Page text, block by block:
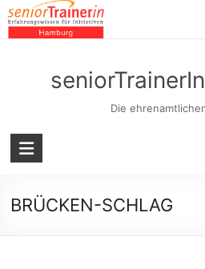
Skip
Die
BRÜCKEN-SCHLAG